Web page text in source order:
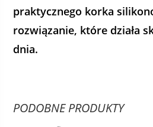
praktycznego korka
rozwiązanie, które działa
dnia.
PODOBNE PRODUKTY